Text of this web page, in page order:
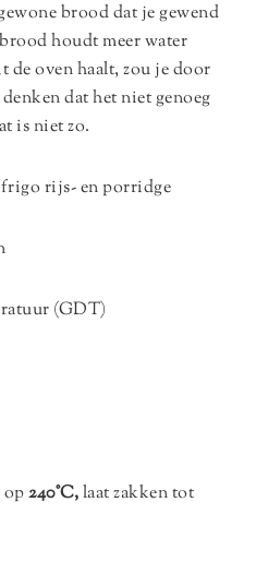
brood dat je gewend
houdt meer water
de oven haalt, zou je door
dat het niet genoeg
is niet zo.
rijs- en porridge
(GDT)
op240°C,laat zakken tot